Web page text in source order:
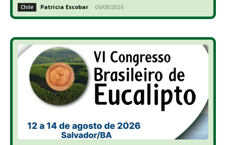
Chile Patricia Escobar - 06/08/2026